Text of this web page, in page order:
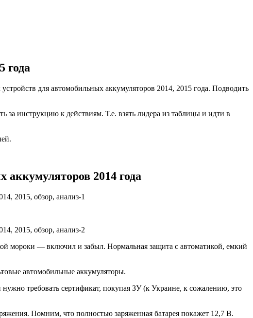
года
для автомобильных аккумуляторов 2014, 2015 года. Подводить
за инструкцию к действиям. Т.е. взять лидера из таблицы и идти в
2014 года
мороки — включил и забыл. Нормальная защита с автоматикой, емкий
автомобильные аккумуляторы.
нужно требовать сертификат, покупая ЗУ (к Украине, к сожалению, это
Помним, что полностью заряженная батарея покажет 12,7 В.